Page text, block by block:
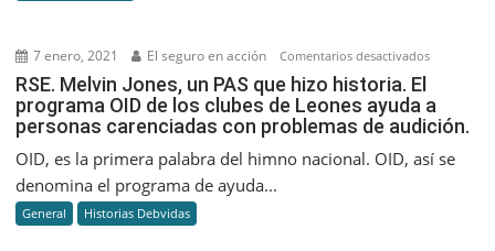
7 enero, 2021 El seguro en acción Comentarios desactivadosen
Melvin
Jones,
un
RSE. Melvin Jones, un PAS que hizo historia. El
programa OID de los clubes de Leones ayuda a
personas carenciadas con problemas de audición.
OID, es la primera palabra del himno nacional. OID, así se
denomina el programa de ayuda...
General Historias Debvidas